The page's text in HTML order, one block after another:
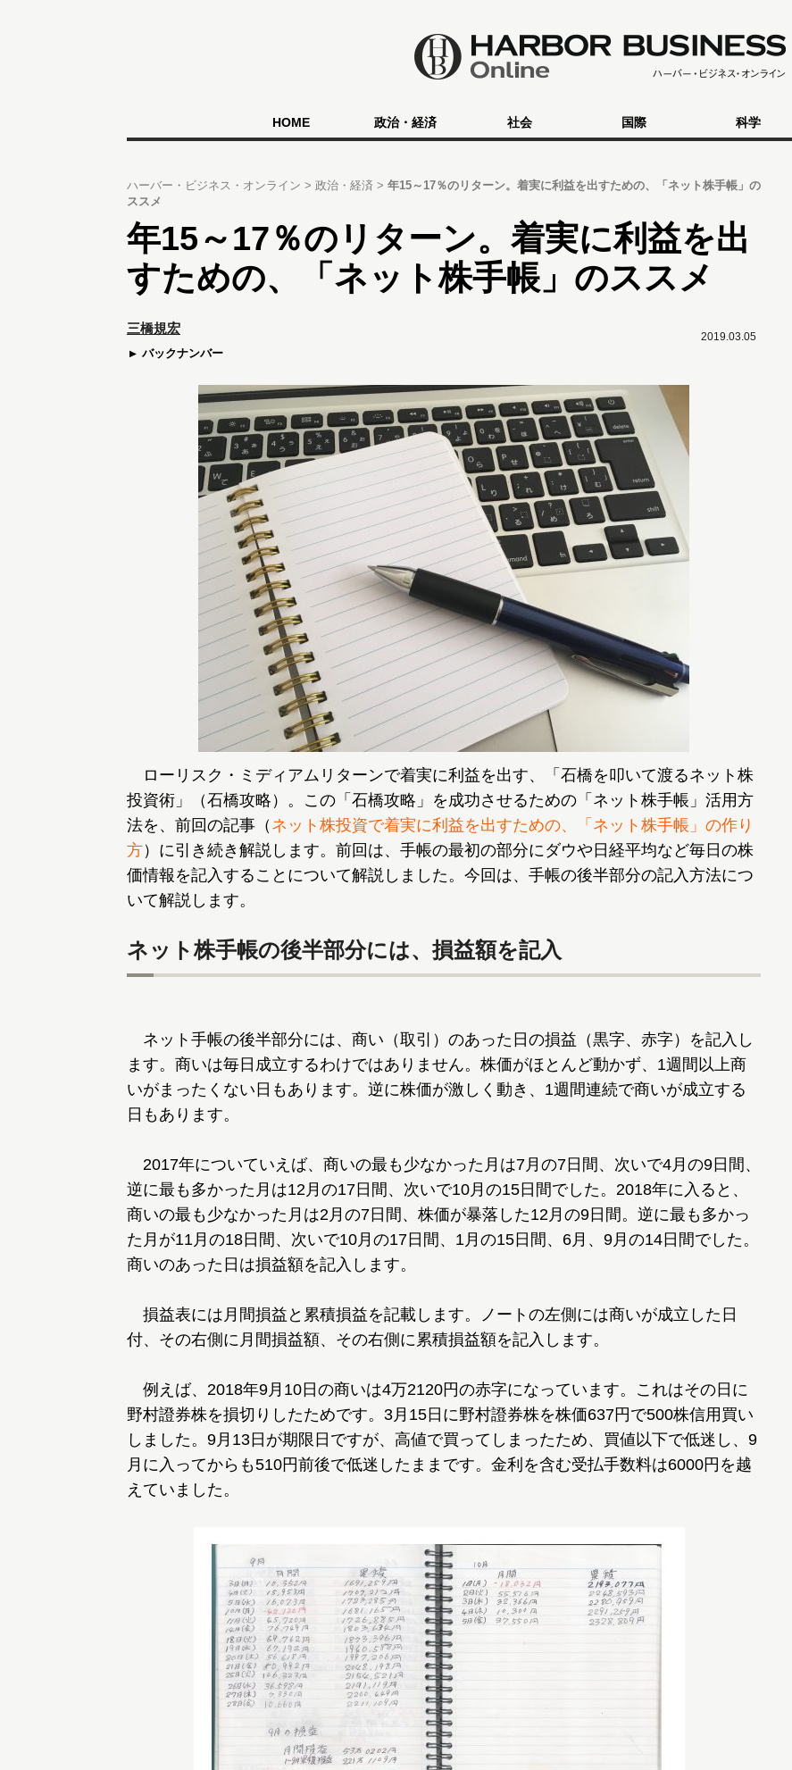
HOME 政治・経済 社会 国際 科学
ハーバー・ビジネス・オンライン 政治・経済
年15～17％のリターン。着実に利益を出すための、「ネット株手帳」の
ススメ
年15～17％のリターン。着実に利益を出
すための、「ネット株手帳」のススメ
2019.03.05
三橋規宏
バックナンバー
ローリスク・ミディアムリターンで着実に利益を出す、「石橋を叩いて渡るネット株
投資術」（石橋攻略）。この「石橋攻略」を成功させるための「ネット株手帳」活用方
法を、前回の記事（ ネット株投資で着実に利益を出すための、「ネット株手帳」の作り
方）に引き続き解説します。前回は、手帳の最初の部分にダウや日経平均など毎日の株
価情報を記入することについて解説しました。今回は、手帳の後半部分の記入方法につ
いて解説します。
ネット株手帳の後半部分には、損益額を記入
ネット手帳の後半部分には、商い（取引）のあった日の損益（黒字、赤字）を記入し
ます。商いは毎日成立するわけではありません。株価がほとんど動かず、1週間以上商
いがまったくない日もあります。逆に株価が激しく動き、1週間連続で商いが成立する
日もあります。
2017年についていえば、商いの最も少なかった月は7月の7日間、次いで4月の9日間、
逆に最も多かった月は12月の17日間、次いで10月の15日間でした。2018年に入ると、
商いの最も少なかった月は2月の7日間、株価が暴落した12月の9日間。逆に最も多かっ
た月が11月の18日間、次いで10月の17日間、1月の15日間、6月、9月の14日間でした。
商いのあった日は損益額を記入します。
損益表には月間損益と累積損益を記載します。ノートの左側には商いが成立した日
付、その右側に月間損益額、その右側に累積損益額を記入します。
例えば、2018年9月10日の商いは4万2120円の赤字になっています。これはその日に
野村證券株を損切りしたためです。3月15日に野村證券株を株価637円で500株信用買い
しました。9月13日が期限日ですが、高値で買ってしまったため、買値以下で低迷し、9
月に入ってからも510円前後で低迷したままです。金利を含む受払手数料は6000円を越
えていました。